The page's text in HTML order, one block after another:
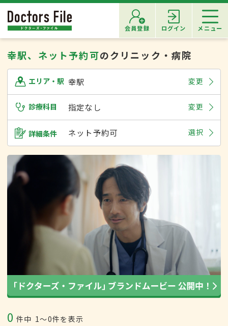
会員登録 ログイン メニュー
幸駅、ネット予約可のクリニック・病院
エリア・駅 幸駅 変更
診療科目 指定なし 変更
詳細条件 ネット予約可 選択
0 件中 1〜0件を表示